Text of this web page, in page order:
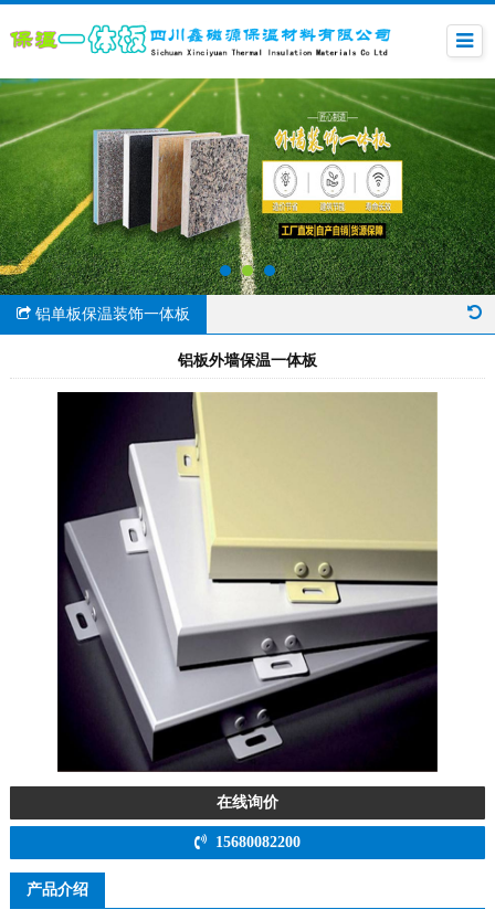
铝单板保温装饰一体板
铝板外墙保温一体板
在线询价
15680082200
产品介绍